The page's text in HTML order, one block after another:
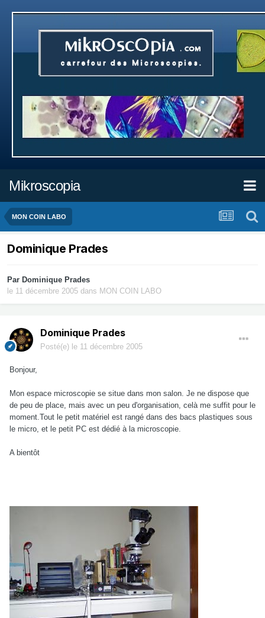
Mikroscopia
MON COIN LABO
Dominique Prades
Par Dominique Prades
le 11 décembre 2005 dans MON COIN LABO
Dominique Prades
Posté(e) le 11 décembre 2005
Bonjour,
Mon espace microscopie se situe dans mon salon. Je ne dispose que
de peu de place, mais avec un peu d'organisation, celà me suffit pour le
moment.Tout le petit matériel est rangé dans des bacs plastiques sous
le micro, et le petit PC est dédié à la microscopie.
A bientôt